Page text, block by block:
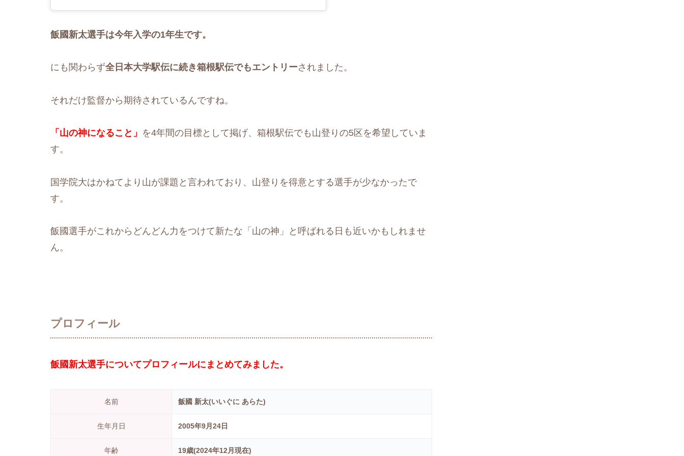
飯國新太選手は今年入学の1年生です。
にも関わらず全日本大学駅伝に続き箱根駅伝でもエントリーされました。
それだけ監督から期待されているんですね。
「山の神になること」 を4年間の目標として掲げ、箱根駅伝でも山登りの5区を希望していま
す。
国学院大はかねてより山が課題と言われており、山登りを得意とする選手が少なかったで
す。
飯國選手がこれからどんどん力をつけて新たな「山の神」と呼ばれる日も近いかもしれませ
ん。
プロフィール
飯國新太選手についてプロフィールにまとめてみました。
名前 飯國 新太(いいぐに あらた)
生年月日 2005年9月24日
年齢 19歳(2024年12月現在)